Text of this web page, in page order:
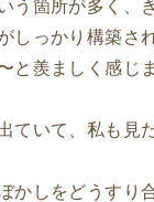
う箇所が多く、
しっかり構築さ
と羨ましく感じ
ていて、私も見
かしをどうすり